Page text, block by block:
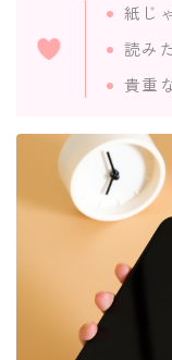
紙じ
読み
貴重